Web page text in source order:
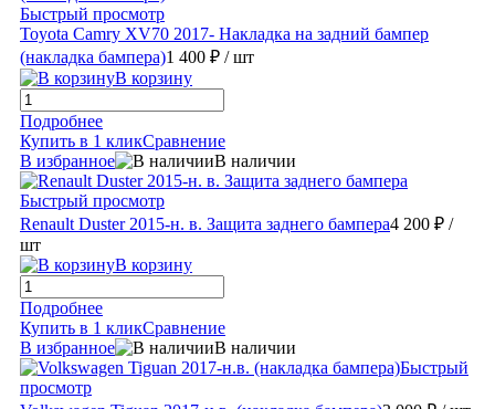
Быстрый просмотр
Toyota Camry XV70 2017- Накладка на задний бампер
(накладка бампера)1 400 ₽ / шт
В корзину
Подробнее
Купить в 1 кликСравнение
В избранное
В наличии
Быстрый просмотр
Renault Duster 2015-н. в. Защита заднего бампера4 200 ₽ /
шт
В корзину
Подробнее
Купить в 1 кликСравнение
В избранное
В наличии
Быстрый
просмотр